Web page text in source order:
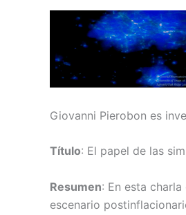
Giovanni Pierobon es
Título: El papel de las
Resumen: En esta
escenario